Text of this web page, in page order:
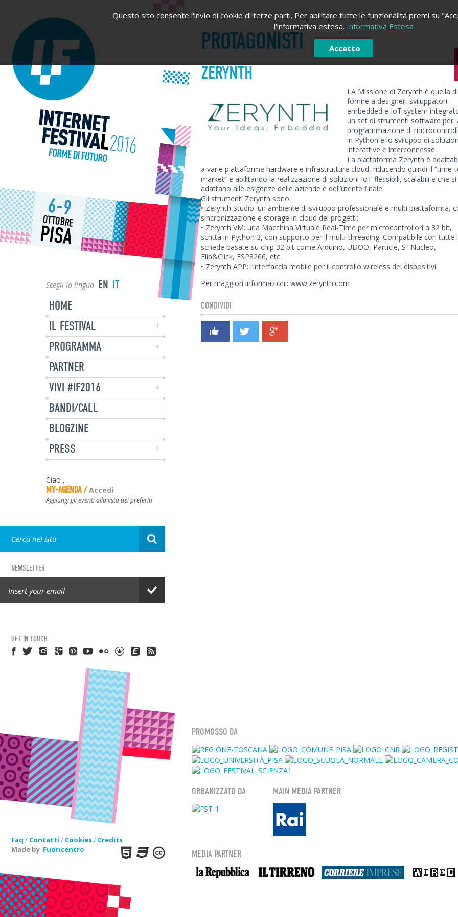
Scegli la lingua IT
EN
HOME
IL FESTIVAL
PROGRAMMA
PARTNER
VIVI #IF2016
BANDI/CALL
BLOGZINE
PRESS
Ciao ,
MY-AGENDA Accedi
Aggiungi gli eventi alla lista dei preferiti
NEWSLETTER
6-9
OTTOBRE
PISA Registrati
Email *
PROTAGONISTI
ZERYNTH
LA Missione di Zerynth è quella di
fornire a designer, sviluppatori
embedded e IoT system
un set di strumenti software per
programmazione di
in Python e lo sviluppo di
interattive e interconnesse.
La piattaforma Zerynth è
a varie piattaforme hardware e infrastrutture cloud, riducendo quindi il “time-
market” e abilitando la realizzazione di soluzioni IoT flessibili, scalabili e che si
adattano alle esigenze delle aziende e dell’utente finale.
Gli strumenti Zerynth sono:
• Zerynth Studio: un ambiente di sviluppo professionale e multi piattaforma,
sincronizzazione e storage in cloud dei progetti;
• Zerynth VM: una Macchina Virtuale Real-Time per microcontrollori a 32 bit,
scritta in Python 3, con supporto per il multi-threading. Compatibile con tutte
schede basate su chip 32 bit come Arduino, UDOO, Particle, STNucleo,
Flip&Click, ESP8266, etc.
• Zerynth APP: l’interfaccia mobile per il controllo wireless dei dispositivi.
Per maggiori informazioni: www.zerynth.com
CONDIVIDI
GET IN TOUCH
PROMOSSO DA
ORGANIZZATO DA MAIN MEDIA PARTNER
MEDIA PARTNER
Faq / Contatti / Cookies/ Credits
Made by Fuoricentro
Questo sito consente l'invio di cookie di terze parti. Per abilitare tutte le funzionalità premi su
l'informativa estesa. Informativa Estesa
Accetto